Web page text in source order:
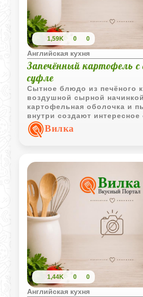
1,59K 0 0
Английская кухня
Запечённый картофель
суфле
Сытное блюдо из печёного
воздушной сырной
картофельная оболочка и
внутри создают интересное
текстур и насыщенный вкус.
Вилка
1,44K 0 0
Английская кухня